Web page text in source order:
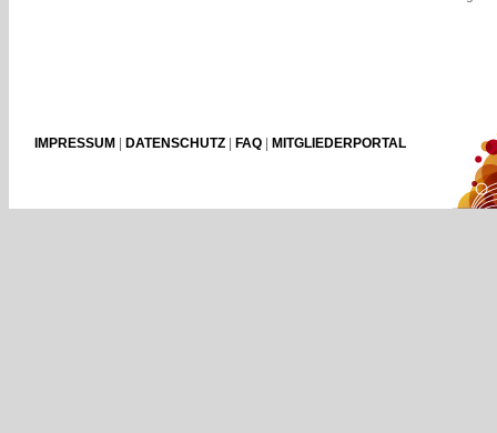
IMPRESSUM | DATENSCHUTZ | FAQ | MITGLIEDERPORTAL